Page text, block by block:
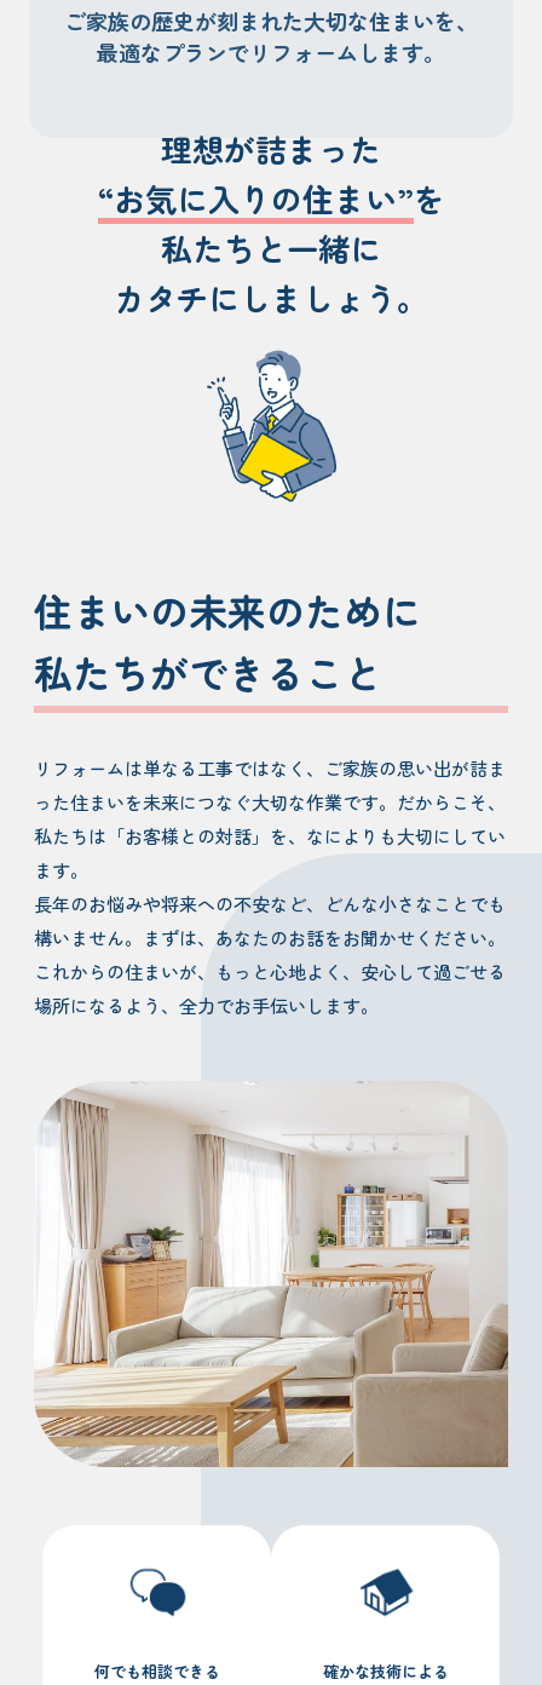
ご家族の歴史が刻まれた大切な住まいを、
最適なプランでリフォームします。
理想が詰まった
“お気に入りの住まい”を
私たちと一緒に
カタチにしましょう。
住まいの未来のために
私たちができること
リフォームは単なる工事ではなく、ご家族の思い出が詰ま
った住まいを未来につなぐ大切な作業です。だからこそ、
私たちは「お客様との対話」を、なによりも大切にしてい
ます。
長年のお悩みや将来への不安など、どんな小さなことでも
構いません。まずは、あなたのお話をお聞かせください。
これからの住まいが、もっと心地よく、安心して過ごせる
場所になるよう、全力でお手伝いします。
何でも相談できる
確かな技術による